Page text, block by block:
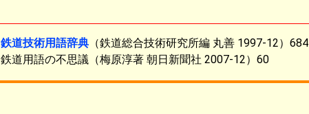
鉄道技術用語辞典 （鉄道総合技術研究所編 丸善 1997-12）684
鉄道用語の不思議（梅原淳著 朝日新聞社 2007-12）60